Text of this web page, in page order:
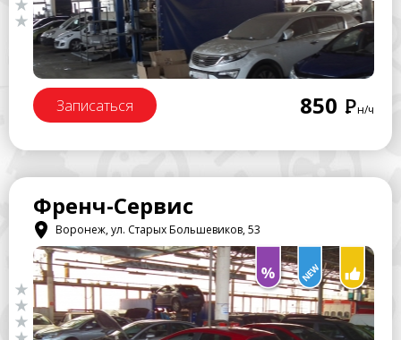
Записаться 850 Рн/ч
Френч-Сервис
Воронеж, ул. Старых Большевиков, 53